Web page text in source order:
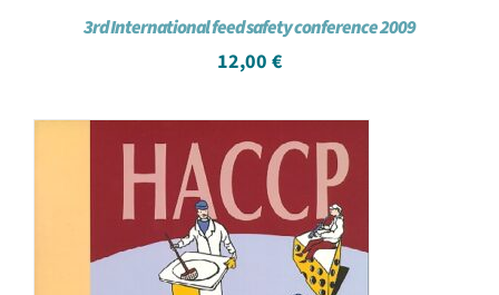
3rd International feed safety conference 2009
12,00 €